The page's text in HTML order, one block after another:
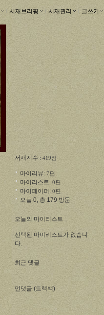
서재브리핑 서재관리 글쓰기
서재지수 : 419점
마이리뷰: 7편
마이리스트: 0편
마이페이퍼: 0편
오늘 0, 총 179 방문
오늘의 마이리스트
선택된 마이리스트가 없습니
다.
최근 댓글
먼댓글 (트랙백)